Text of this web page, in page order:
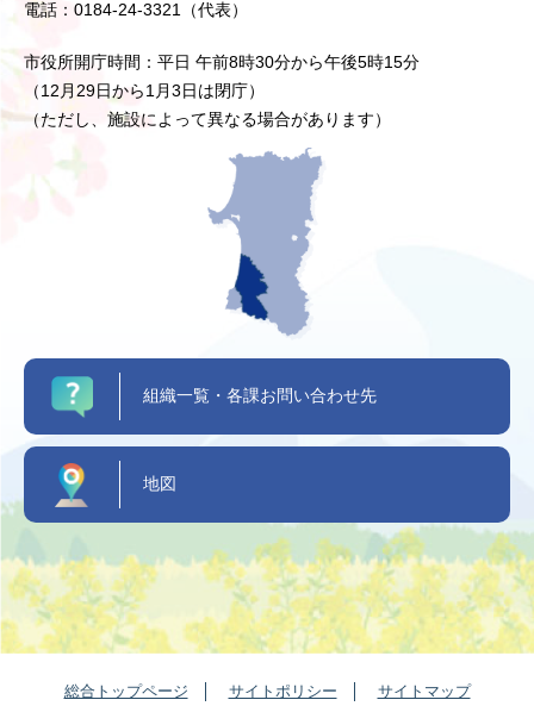
電話：0184-24-3321（代表）
市役所開庁時間：平日 午前8時30分から午後5時15分
（12月29日から1月3日は閉庁）
（ただし、施設によって異なる場合があります）
組織一覧・各課お問い合わせ先
地図
総合トップページ サイトポリシー サイトマップ